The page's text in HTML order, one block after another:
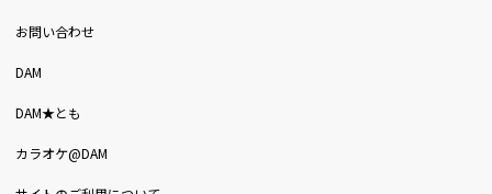
お問い合わせ
DAM
DAM★とも
カラオケ@DAM